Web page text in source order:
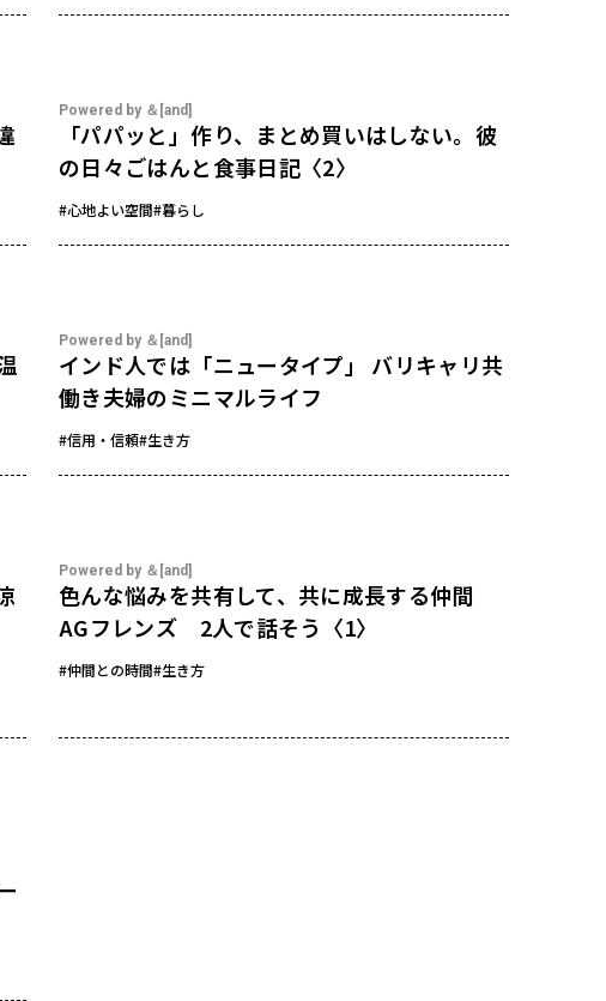
Powered by ＆[and]
「パパッと」作り、まとめ買いはしない。彼
の日々ごはんと食事日記〈2〉
#心地よい空間#暮らし
Powered by ＆[and]
インド人では「ニュータイプ」 バリキャリ共
働き夫婦のミニマルライフ
#信用・信頼#生き方
Powered by ＆[and]
色んな悩みを共有して、共に成長する仲間
AGフレンズ 2人で話そう〈1〉
#仲間との時間#生き方